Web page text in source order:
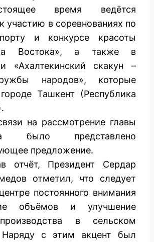
время ведётся
участию в соревнованиях по
и конкурсе красоты
Востока», а также в
«Ахалтекинский скакун –
народов», которые
Ташкент (Республика
на рассмотрение главы
было представлено
предложение.
отчёт, Президент Сердар
отметил, что следует
постоянного внимания
объёмов и улучшение
в сельском
Наряду с этим акцент был